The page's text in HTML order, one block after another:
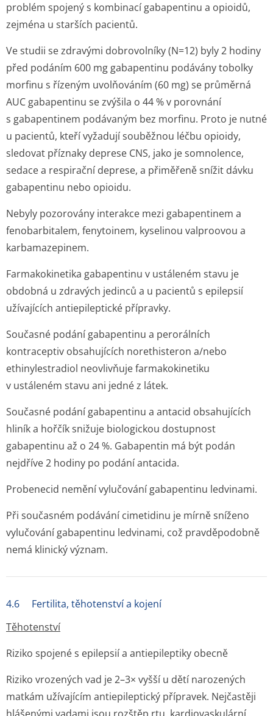
problém spojený s kombinací gabapentinu a opioidů,
zejména u starších pacientů.
Ve studii se zdravými dobrovolníky (N=12) byly 2 hodiny
před podáním 600 mg gabapentinu podávány tobolky
morfinu s řízeným uvolňováním (60 mg) se průměrná
AUC gabapentinu se zvýšila o 44 % v porovnání
s gabapentinem podávaným bez morfinu. Proto je nutné
u pacientů, kteří vyžadují souběžnou léčbu opioidy,
sledovat příznaky deprese CNS, jako je somnolence,
sedace a respirační deprese, a přiměřeně snížit dávku
gabapentinu nebo opioidu.
Nebyly pozorovány interakce mezi gabapentinem a
fenobarbitalem, fenytoinem, kyselinou valproovou a
karbamazepinem.
Farmakokinetika gabapentinu v ustáleném stavu je
obdobná u zdravých jedinců a u pacientů s epilepsií
užívajících antiepileptické přípravky.
Současné podání gabapentinu a perorálních
kontraceptiv obsahujících norethisteron a/nebo
ethinylestradiol neovlivňuje farmakokinetiku
v ustáleném stavu ani jedné z látek.
Současné podání gabapentinu a antacid obsahujících
hliník a hořčík snižuje biologickou dostupnost
gabapentinu až o 24 %. Gabapentin má být podán
nejdříve 2 hodiny po podání antacida.
Probenecid nemění vylučování gabapentinu ledvinami.
Při současném podávání cimetidinu je mírně sníženo
vylučování gabapentinu ledvinami, což pravděpodobně
nemá klinický význam.
4.6 Fertilita, těhotenství a kojení
Těhotenství
Riziko spojené s epilepsií a antiepileptiky obecně
Riziko vrozených vad je 2–3× vyšší u dětí narozených
matkám užívajícím antiepileptický přípravek. Nejčastěji